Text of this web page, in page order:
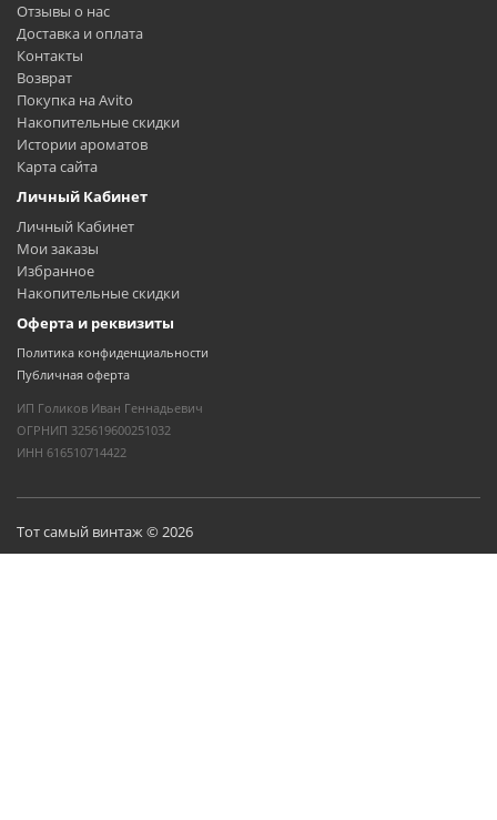
Отзывы о нас
Доставка и оплата
Контакты
Возврат
Покупка на Avito
Накопительные скидки
Истории ароматов
Карта сайта
Личный Кабинет
Личный Кабинет
Мои заказы
Избранное
Накопительные скидки
Оферта и реквизиты
Политика конфиденциальности
Публичная оферта
ИП Голиков Иван Геннадьевич
ОГРНИП 325619600251032
ИНН 616510714422
Тот самый винтаж © 2026